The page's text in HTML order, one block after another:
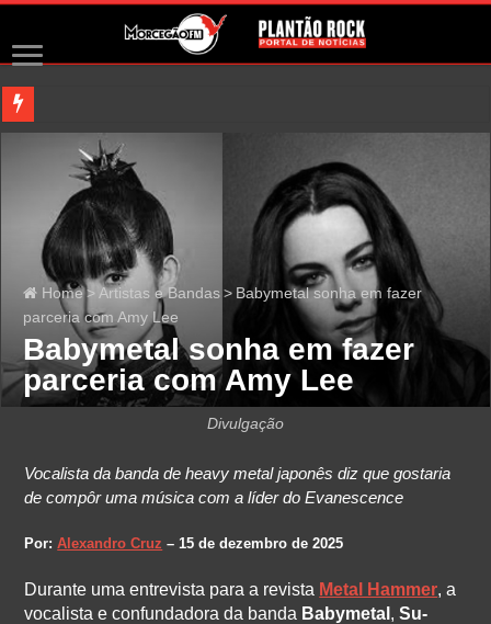
Home> Artistas e Bandas > Babymetal sonha em fazer
parceria com Amy Lee
Babymetal sonha em fazer
parceria com Amy Lee
Divulgação
Vocalista da banda de heavy metal japonês diz que gostaria
de compôr uma música com a líder do Evanescence
Por:Alexandro Cruz – 15 de dezembro de 2025
Durante uma entrevista para a revista Metal Hammer, a
vocalista e confundadora da banda Babymetal ,Su-